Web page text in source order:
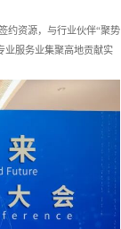
约资源，与行业伙伴“聚势
业服务业集聚高地贡献实